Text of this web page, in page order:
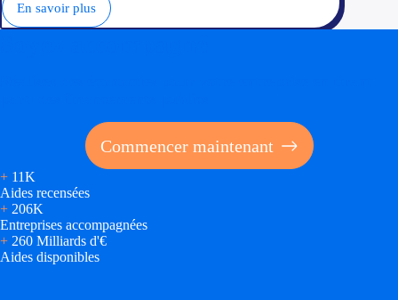
En savoir plus
Commencer maintenant
+ 11K
Aides recensées
+ 206K
Entreprises accompagnées
+ 260 Milliards d'€
Aides disponibles